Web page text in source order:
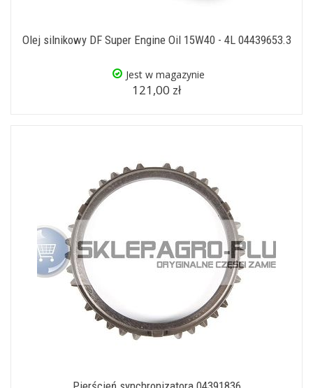
Olej silnikowy DF Super Engine Oil 15W40 - 4L 04439653.3
Jest w magazynie
121,00 zł